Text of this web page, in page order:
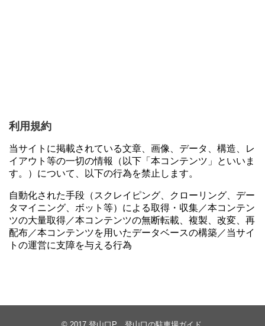
利用規約
当サイトに掲載されている文章、画像、データ、構造、レ
イアウト等の一切の情報（以下「本コンテンツ」といいま
す。）について、以下の行為を禁止します。
自動化された手段（スクレイピング、クローリング、デー
タマイニング、ボット等）による取得・収集／本コンテン
ツの大量取得／本コンテンツの無断転載、複製、改変、再
配布／本コンテンツを用いたデータベースの構築／当サイ
トの運営に支障を与える行為